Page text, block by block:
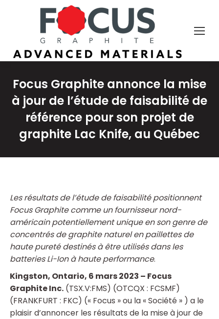
Focus Graphite annonce la mise
à jour de l’étude de faisabilité de
référence pour son projet de
graphite Lac Knife, au Québec
Les résultats de l’étude de faisabilité positionnent
Focus Graphite comme un fournisseur nord-
américain potentiellement unique en son genre de
concentrés de graphite naturel en paillettes de
haute pureté destinés à être utilisés dans les
batteries Li-Ion à haute performance.
Kingston, Ontario, 6 mars 2023 – Focus
Graphite Inc. (TSX.V:FMS) (OTCQX : FCSMF)
(FRANKFURT : FKC) (« Focus » ou la « Société » ) a le
plaisir d’annoncer les résultats de la mise à jour de